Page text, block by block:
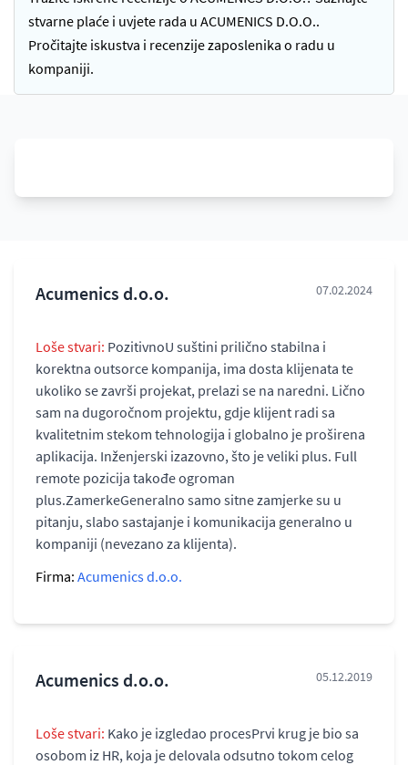
stvarne plaće i uvjete rada u ACUMENICS D.O.O..
Pročitajte iskustva i recenzije zaposlenika o radu u
kompaniji.
Acumenics d.o.o. 07.02.2024
Loše stvari: PozitivnoU suštini prilično stabilna i
korektna outsorce kompanija, ima dosta klijenata te
ukoliko se završi projekat, prelazi se na naredni. Lično
sam na dugoročnom projektu, gdje klijent radi sa
kvalitetnim stekom tehnologija i globalno je proširena
aplikacija. Inženjerski izazovno, što je veliki plus. Full
remote pozicija takođe ogroman
plus.ZamerkeGeneralno samo sitne zamjerke su u
pitanju, slabo sastajanje i komunikacija generalno u
kompaniji (nevezano za klijenta).
Firma: Acumenics d.o.o.
Acumenics d.o.o. 05.12.2019
Loše stvari: Kako je izgledao procesPrvi krug je bio sa
osobom iz HR, koja je delovala odsutno tokom celog